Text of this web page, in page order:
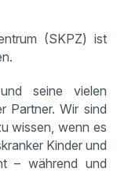
(SKPZ) ist
seine vielen
Partner. Wir sind
wissen, wenn es
Kinder und
– während und